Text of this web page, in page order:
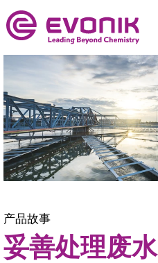
产品故事
妥善处理废水